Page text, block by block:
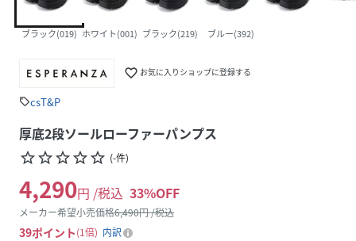
ブラック(019) ホワイト(001) ブラック(219) ブルー(392)
favorite_border お気に入りショップに登録する
sellcsT&P
厚底2段ソールローファーパンプス
star_borderstar_borderstar_borderstar_borderstar_border (-件)
4,290円 /税込 33%OFF
メーカー希望小売価格6,490円 /税込
39ポイント 1倍 内訳